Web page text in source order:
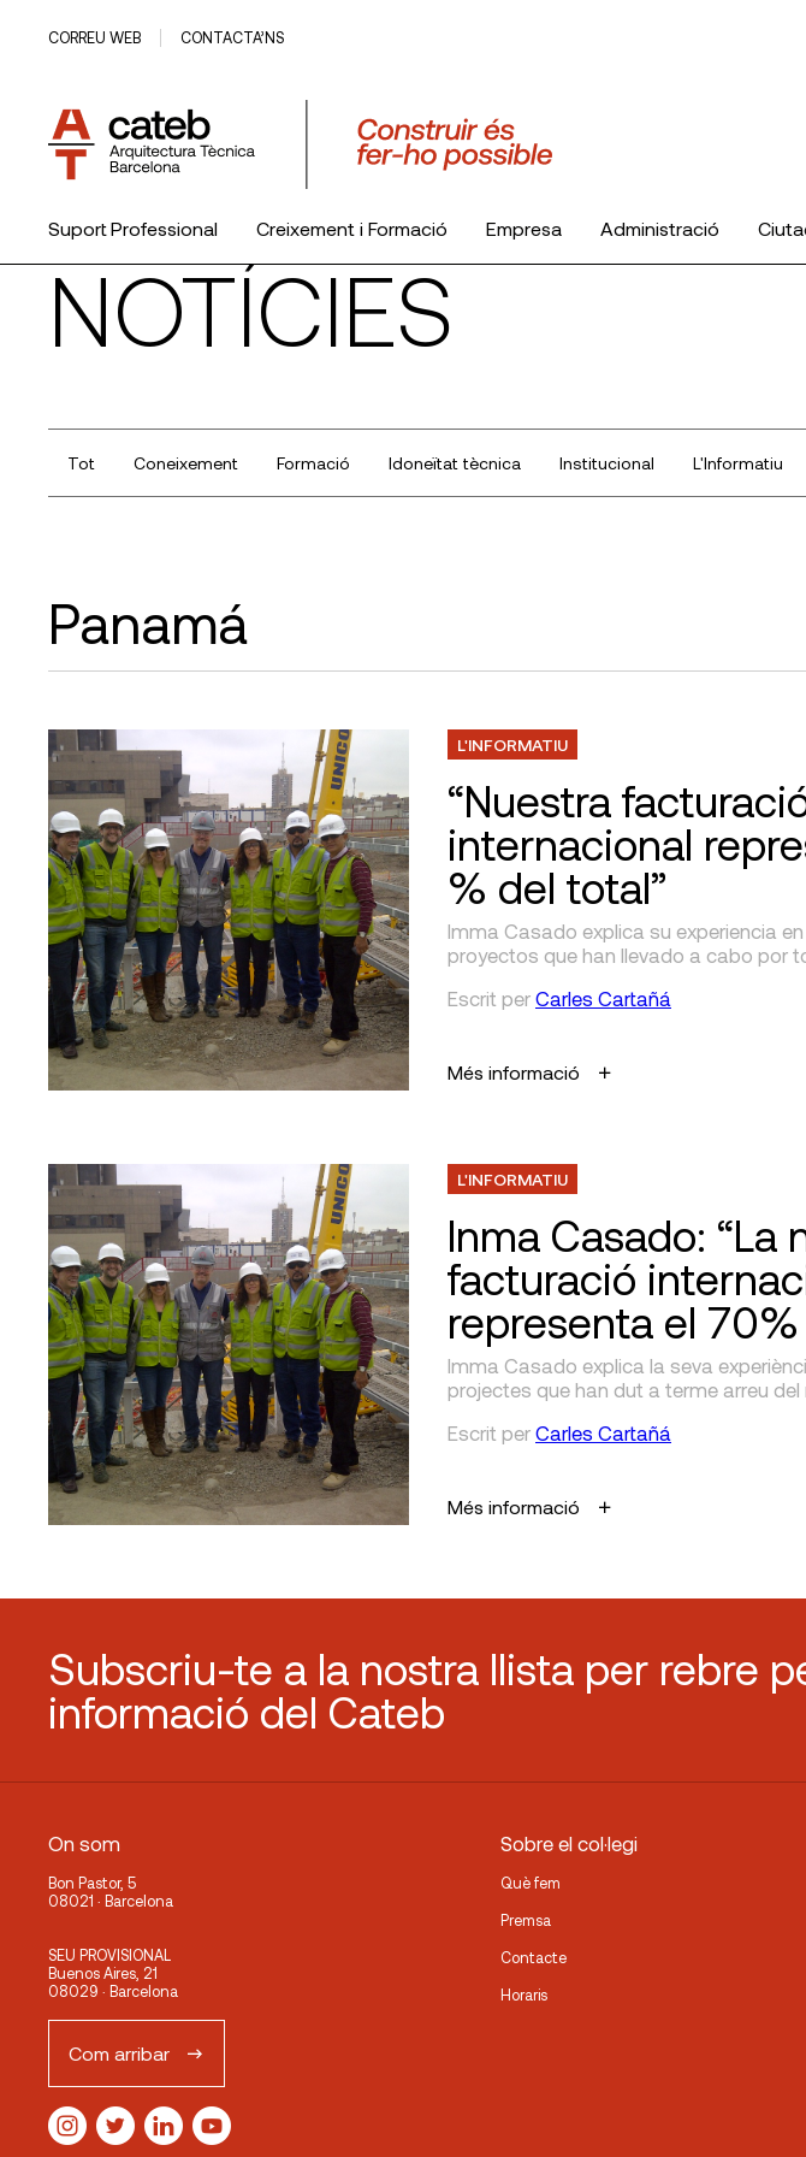
CORREU WEB CONTACTA’NS
Suport Professional Creixement i Formació Empresa Administració
El Col·legi
NOTÍCIES
Tot Coneixement Formació Idoneïtat tècnica Institucional L'Informatiu
Panamá
L'INFORMATIU
“Nuestra
internacional
% del total”
Imma Casado explica su experiencia
proyectos que han llevado a cabo por
Escrit per Carles Cartañá
Més informació
L'INFORMATIU
Inma Casado: “La
facturació
representa el
Imma Casado explica la seva
projectes que han dut a terme arreu del
Escrit per Carles Cartañá
Més informació
Subscriu-te a la nostra llista per rebre
informació del Cateb
On som
Bon Pastor, 5
08021 · Barcelona
SEU PROVISIONAL
Buenos Aires, 21
08029 · Barcelona
Com arribar
Sobre el col·legi
Què fem
Premsa
Contacte
Horaris